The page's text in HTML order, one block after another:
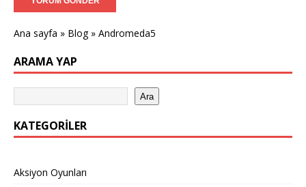
Ana sayfa » Blog» Andromeda5
ARAMA YAP
Ara
KATEGORILER
Aksiyon Oyunları